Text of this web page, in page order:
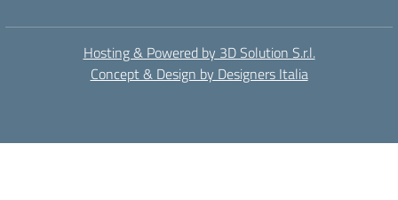
Hosting & Powered by 3D Solution S.r.l.
Concept & Design by Designers Italia